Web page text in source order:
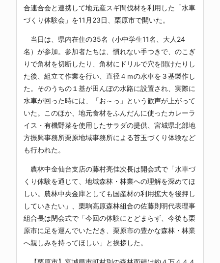
合連合会と連携して地元産スギ間伐材を利用した「水車
づくり体験会」を11月23日、栗原市で開いた。
当日は、県内在住の35名（小中学生11名、大人24
名）が参加。参加者たちは、慣れない手つきで、のこぎ
りで角材を切断したり、角材にドリルで穴を開けたりし
た後、組立て作業を行い、直径４ｍの水車を３基製作し
た。そのうちの１基が田んぼの水路に設置され、実際に
水車が回った時には、「お～っ」という歓声が上がって
いた。このほか、地元食材をふんだんに使ったカレーラ
イス・有機野菜を使用したサラダの提供、宮城県北部地
方振興事務所栗原地域事務所による苔玉づくり体験など
も行われた。
農林中金仙台支店の藤村亮佳次長は開会式で「水車づ
くり体験を通じて、地域森林・林業への理解を深めてほ
しい。農林中央金庫としても国産材の利用拡大を後押し
していきたい」、栗駒高原森林組合の佐藤則明代表理事
組合長は閉会式で「今回の体験にとどまらず、今後も栗
原市に足を運んでいただき、栗原市の豊かな森林・林業
へ親しみを持ってほしい」と挨拶した。